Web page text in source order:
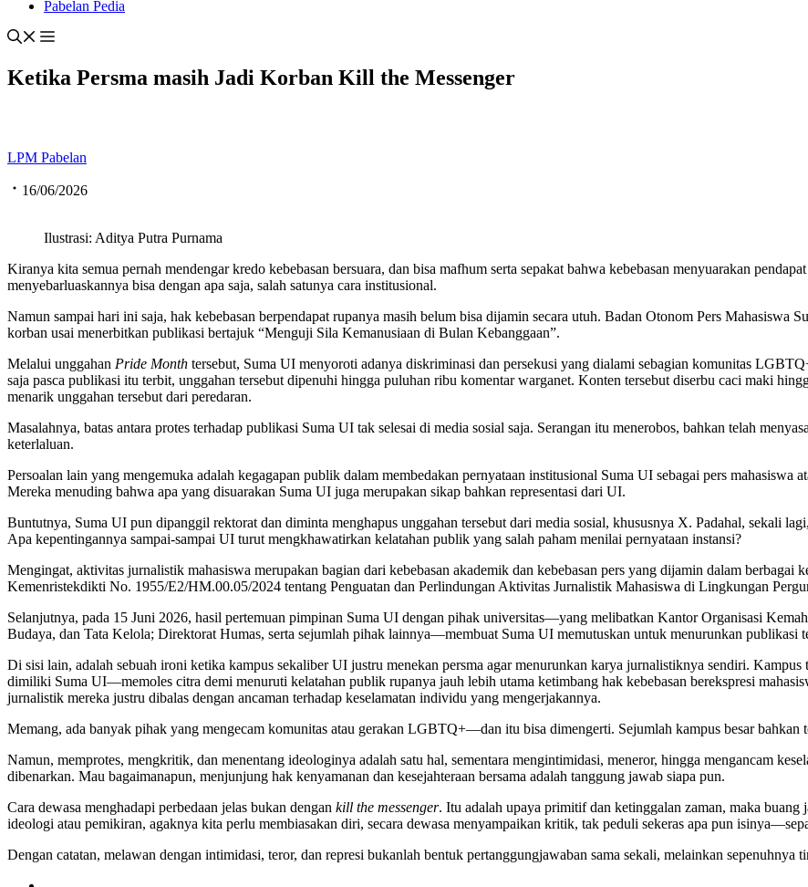
Pabelan Pedia
Ketika Persma masih Jadi Korban Kill the Messenger
LPM Pabelan
16/06/2026
Ilustrasi: Aditya Putra Purnama
Kiranya kita semua pernah mendengar kredo kebebasan bersuara, dan bisa mafhum serta sepakat bahwa kebebasan menyuarakan
menyebarluaskannya bisa dengan apa saja, salah satunya cara institusional.
Namun sampai hari ini saja, hak kebebasan berpendapat rupanya masih belum bisa dijamin secara utuh. Badan Otonom Pers Mahasiswa
korban usai menerbitkan publikasi bertajuk “Menguji Sila Kemanusiaan di Bulan Kebanggaan”.
Melalui unggahan Pride Month tersebut, Suma UI menyoroti adanya diskriminasi dan persekusi yang dialami sebagian komunitas
saja pasca publikasi itu terbit, unggahan tersebut dipenuhi hingga puluhan ribu komentar warganet. Konten tersebut diserbu caci maki
menarik unggahan tersebut dari peredaran.
Masalahnya, batas antara protes terhadap publikasi Suma UI tak selesai di media sosial saja. Serangan itu menerobos, bahkan telah
keterlaluan.
Persoalan lain yang mengemuka adalah kegagapan publik dalam membedakan pernyataan institusional Suma UI sebagai pers mahasiswa
Mereka menuding bahwa apa yang disuarakan Suma UI juga merupakan sikap bahkan representasi dari UI.
Buntutnya, Suma UI pun dipanggil rektorat dan diminta menghapus unggahan tersebut dari media sosial, khususnya X. Padahal, sekali
Apa kepentingannya sampai-sampai UI turut mengkhawatirkan kelatahan publik yang salah paham menilai pernyataan instansi?
Mengingat, aktivitas jurnalistik mahasiswa merupakan bagian dari kebebasan akademik dan kebebasan pers yang dijamin dalam berbagai
Kemenristekdikti No. 1955/E2/HM.00.05/2024 tentang Penguatan dan Perlindungan Aktivitas Jurnalistik Mahasiswa di Lingkungan
Selanjutnya, pada 15 Juni 2026, hasil pertemuan pimpinan Suma UI dengan pihak universitas—yang melibatkan Kantor Organisasi
Budaya, dan Tata Kelola; Direktorat Humas, serta sejumlah pihak lainnya—membuat Suma UI memutuskan untuk menurunkan publikasi
Di sisi lain, adalah sebuah ironi ketika kampus sekaliber UI justru menekan persma agar menurunkan karya jurnalistiknya sendiri.
dimiliki Suma UI—memoles citra demi menuruti kelatahan publik rupanya jauh lebih utama ketimbang hak kebebasan berekspresi
jurnalistik mereka justru dibalas dengan ancaman terhadap keselamatan individu yang mengerjakannya.
Memang, ada banyak pihak yang mengecam komunitas atau gerakan LGBTQ+—dan itu bisa dimengerti. Sejumlah kampus besar bahkan
Namun, memprotes, mengkritik, dan menentang ideologinya adalah satu hal, sementara mengintimidasi, meneror, hingga mengancam
dibenarkan. Mau bagaimanapun, menjunjung hak kenyamanan dan kesejahteraan bersama adalah tanggung jawab siapa pun.
Cara dewasa menghadapi perbedaan jelas bukan dengan kill the messenger. Itu adalah upaya primitif dan ketinggalan zaman, maka
ideologi atau pemikiran, agaknya kita perlu membiasakan diri, secara dewasa menyampaikan kritik, tak peduli sekeras apa pun
Dengan catatan, melawan dengan intimidasi, teror, dan represi bukanlah bentuk pertanggungjawaban sama sekali, melainkan sepenuhnya